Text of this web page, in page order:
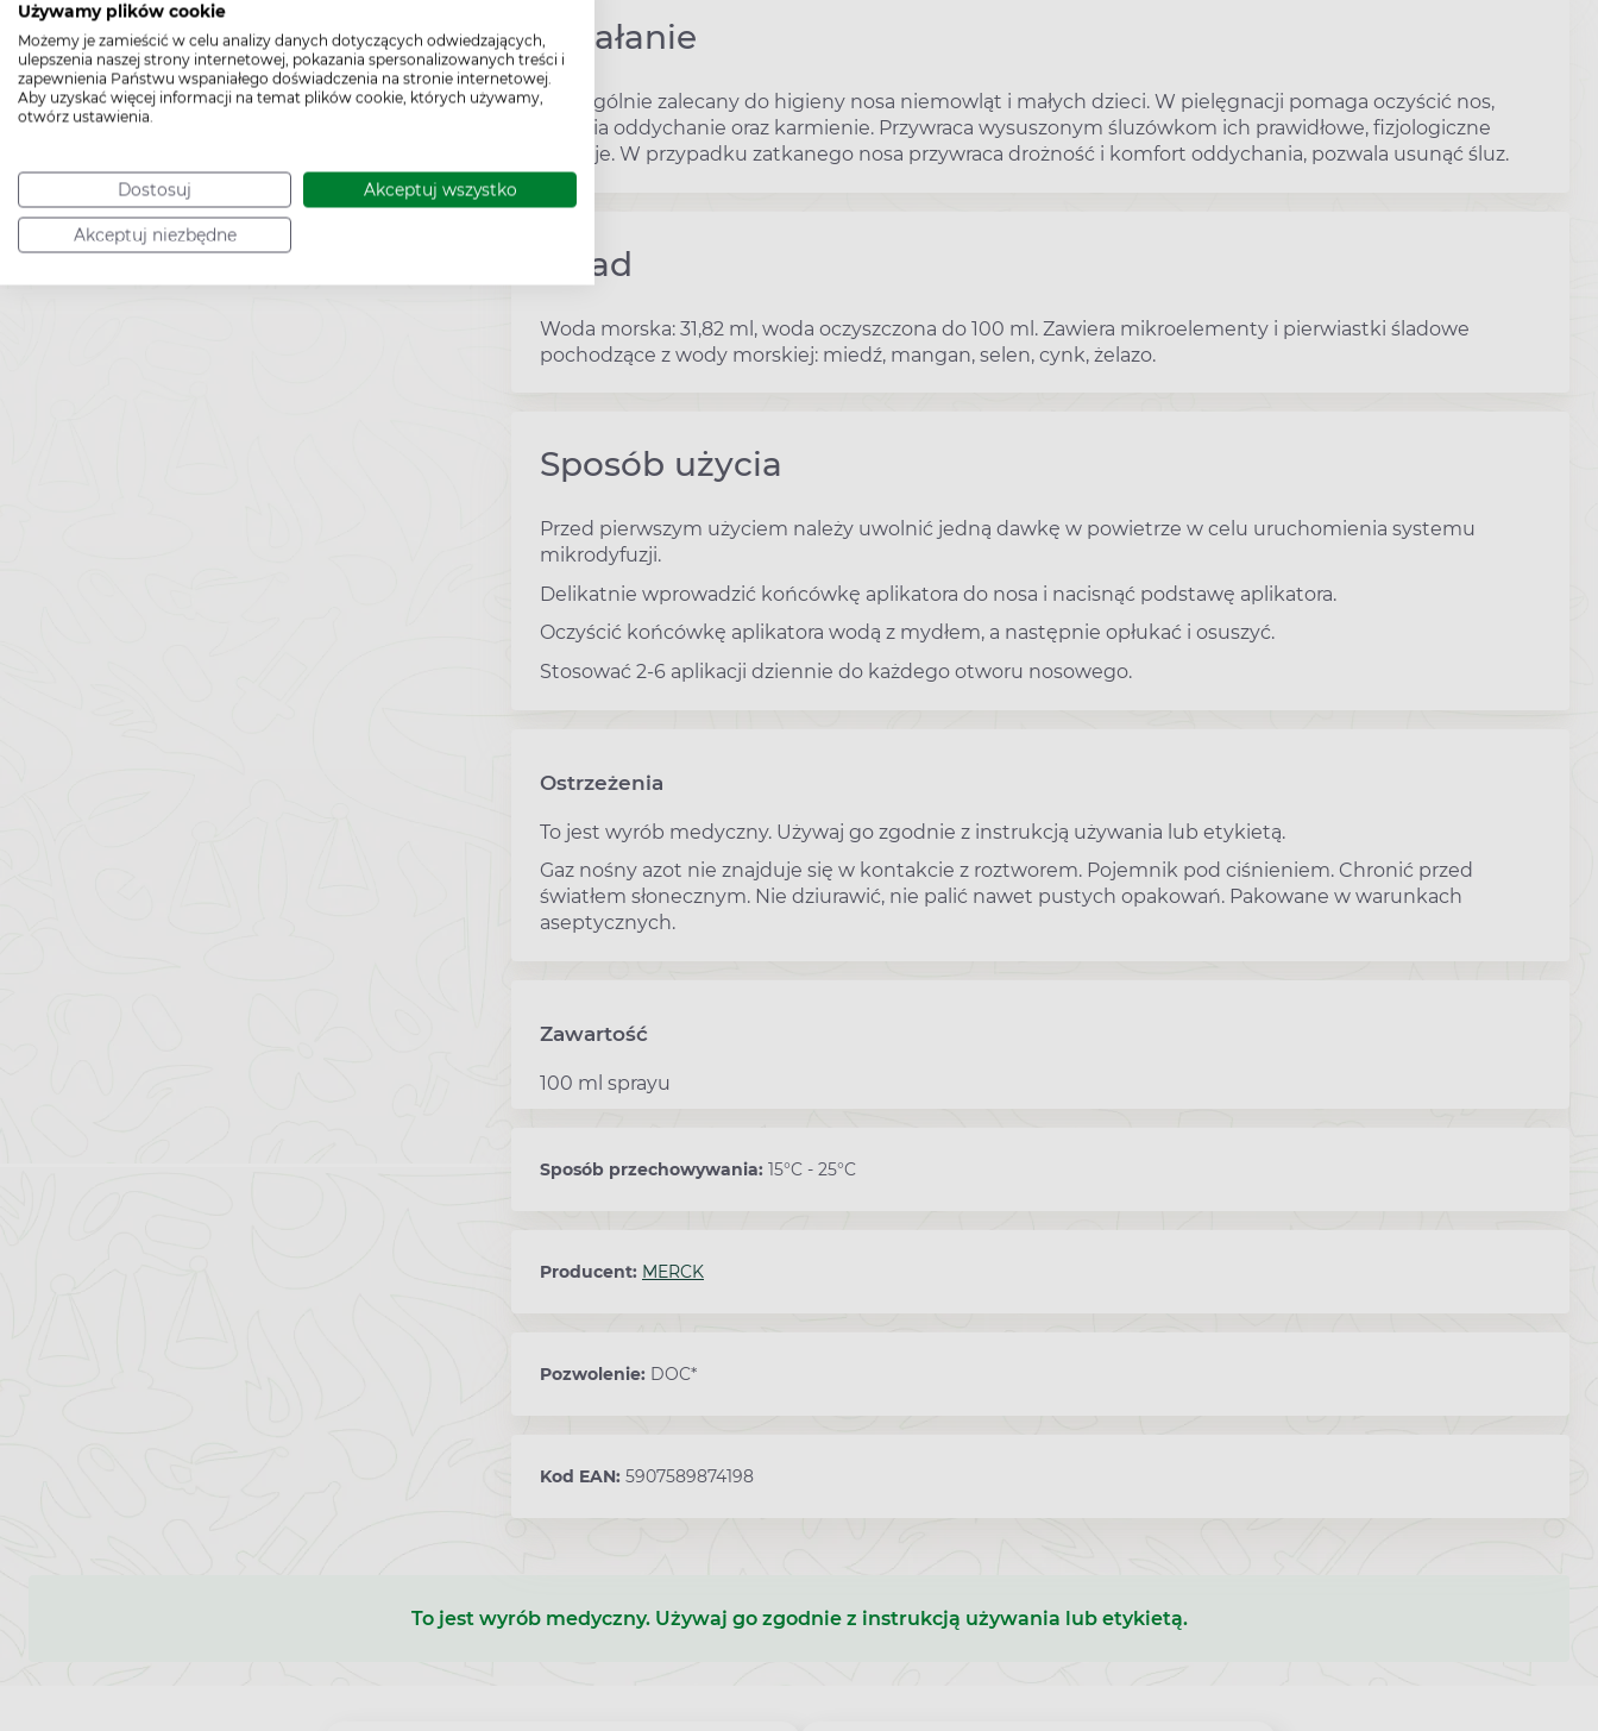
Używamy plików cookie
Możemy je zamieścić w celu analizy danych dotyczących odwiedzających,
ulepszenia naszej strony internetowej, pokazania spersonalizowanych treści i
zapewnienia Państwu wspaniałego doświadczenia na stronie internetowej.
Aby uzyskać więcej informacji na temat plików cookie, których używamy,
otwórz ustawienia.
Dostosuj Akceptuj wszystko
Akceptuj niezbędne
Działanie
Szczególnie zalecany do higieny nosa niemowląt i małych dzieci. W pielęgnacji pomaga oczyścić nos,
ułatwia oddychanie oraz karmienie. Przywraca wysuszonym śluzówkom ich prawidłowe, fizjologiczne
funkcje. W przypadku zatkanego nosa przywraca drożność i komfort oddychania, pozwala usunąć śluz.
Skład
Woda morska: 31,82 ml, woda oczyszczona do 100 ml. Zawiera mikroelementy i pierwiastki śladowe
pochodzące z wody morskiej: miedź, mangan, selen, cynk, żelazo.
Sposób użycia
Przed pierwszym użyciem należy uwolnić jedną dawkę w powietrze w celu uruchomienia systemu
mikrodyfuzji.
Delikatnie wprowadzić końcówkę aplikatora do nosa i nacisnąć podstawę aplikatora.
Oczyścić końcówkę aplikatora wodą z mydłem, a następnie opłukać i osuszyć.
Stosować 2-6 aplikacji dziennie do każdego otworu nosowego.
Ostrzeżenia
To jest wyrób medyczny. Używaj go zgodnie z instrukcją używania lub etykietą.
Gaz nośny azot nie znajduje się w kontakcie z roztworem. Pojemnik pod ciśnieniem. Chronić przed
światłem słonecznym. Nie dziurawić, nie palić nawet pustych opakowań. Pakowane w warunkach
aseptycznych.
Zawartość
100 ml sprayu
Sposób przechowywania: 15°C - 25°C
Producent: MERCK
Pozwolenie: DOC*
Kod EAN: 5907589874198
To jest wyrób medyczny. Używaj go zgodnie z instrukcją używania lub etykietą.